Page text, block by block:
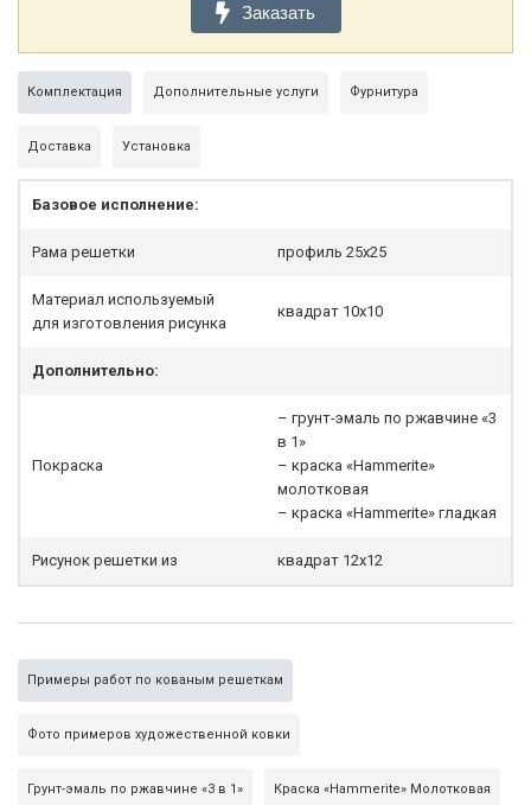
Заказать
Комплектация Дополнительные услуги Фурнитура
Доставка Установка
Базовое исполнение:
Рама решетки профиль 25x25
Материал используемый
для изготовления рисунка
квадрат 10х10
Дополнительно:
Покраска
– грунт-эмаль по ржавчине «3
в 1»
– краска «Hammerite»
молотковая
– краска «Hammerite» гладкая
Рисунок решетки из квадрат 12х12
Примеры работ по кованым решеткам
Фото примеров художественной ковки
Грунт-эмаль по ржавчине «3 в 1» Краска «Hammerite» Молотковая